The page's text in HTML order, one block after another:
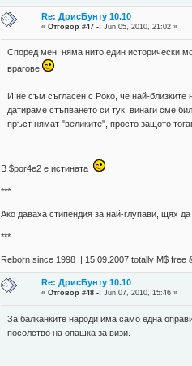
Re: ДрисБунту 10.10
«Отговор #47 -: Jun 05, 2010, 21:02 »
Според мен, няма нито един исторически
врагове
И не съм съгласен с Роко, че най-
датираме стъпването си тук, винаги сме
пръст нямат "великите", просто защото
В $por4e2 e истината
***
Aко даваха стипендия за най-глупави, щях
***
Reborn since 1998 || 15.09.2007 totally М$ free
Re: ДрисБунту 10.10
«Отговор #48 -: Jun 07, 2010, 15:46 »
За балканките народи има само една
посолство на опашка за визи.